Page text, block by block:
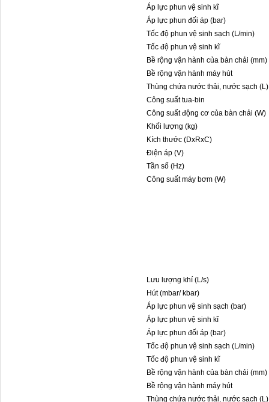
Áp lực phun vệ sinh kĩ
Áp lực phun đối áp (bar)
Tốc độ phun vệ sinh sạch (L/min)
Tốc độ phun vệ sinh kĩ
Bề rộng vận hành của bàn chải (mm)
Bề rộng vận hành máy hút
Thùng chứa nước thải, nước sạch (L)
Công suất tua-bin
Công suất động cơ của bàn chải (W)
Khối lượng (kg)
Kích thước (DxRxC)
Điện áp (V)
Tần số (Hz)
Công suất máy bơm (W)
Lưu lượng khí (L/s)
Hút (mbar/ kbar)
Áp lực phun vệ sinh sạch (bar)
Áp lực phun vệ sinh kĩ
Áp lực phun đối áp (bar)
Tốc độ phun vệ sinh sạch (L/min)
Tốc độ phun vệ sinh kĩ
Bề rộng vận hành của bàn chải (mm)
Bề rộng vận hành máy hút
Thùng chứa nước thải, nước sạch (L)